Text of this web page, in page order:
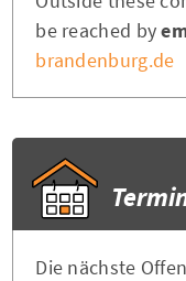
be reached by
brandenburg.de
Die nächste